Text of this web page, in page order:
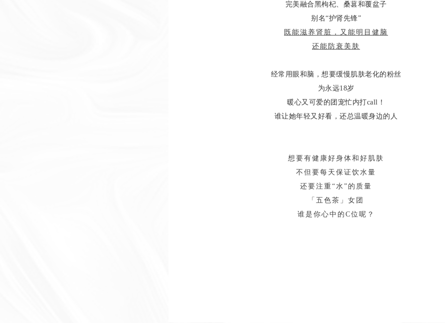
完美融合黑枸杞、桑葚和覆盆子
别名“护肾先锋”
既能滋养肾脏，又能明目健脑
还能防衰美肤
经常用眼和脑，想要缓慢肌肤老化的粉丝
为永远18岁
暖心又可爱的团宠忙内打call！
谁让她年轻又好看，还总温暖身边的人
想要有健康好身体和好肌肤
不但要每天保证饮水量
还要注重“水”的质量
「五色茶」女团
谁是你心中的C位呢？